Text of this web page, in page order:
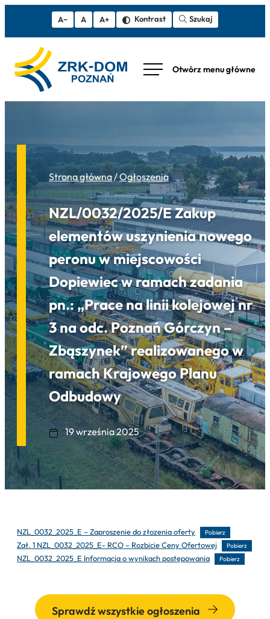
A− A A+ Kontrast Szukaj
Strona główna/Ogłoszenia
NZL/0032/2025/E Zakup
elementów uszynienia nowego
peronu w miejscowości
Dopiewiec w ramach zadania
pn.: „Prace na linii kolejowej nr
3 na odc. Poznań Górczyn –
Zbąszynek” realizowanego w
ramach Krajowego Planu
Odbudowy
19 września 2025
NZL_0032_2025_E – Zaproszenie do złozenia oferty Pobierz
Zał. 1 NZL_0032_2025_E- RCO – Rozbicie Ceny Ofertowej Pobierz
NZL_0032_2025_E Informacja o wynikach postępowania Pobierz
Sprawdź wszystkie ogłoszenia